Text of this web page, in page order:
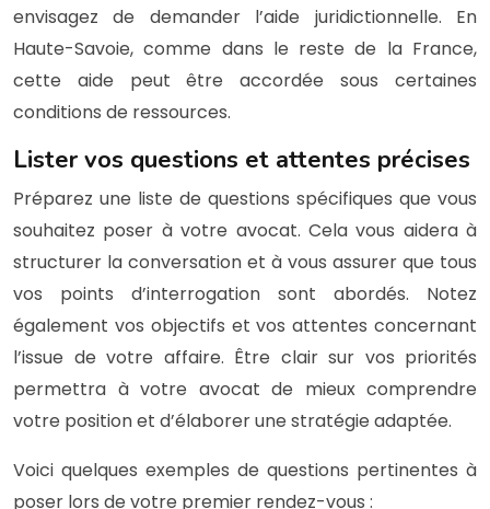
envisagez de demander l’aide juridictionnelle. En
Haute-Savoie, comme dans le reste de la France,
cette aide peut être accordée sous certaines
conditions de ressources.
Lister vos questions et attentes précises
Préparez une liste de questions spécifiques que vous
souhaitez poser à votre avocat. Cela vous aidera à
structurer la conversation et à vous assurer que tous
vos points d’interrogation sont abordés. Notez
également vos objectifs et vos attentes concernant
l’issue de votre affaire. Être clair sur vos priorités
permettra à votre avocat de mieux comprendre
votre position et d’élaborer une stratégie adaptée.
Voici quelques exemples de questions pertinentes à
poser lors de votre premier rendez-vous :